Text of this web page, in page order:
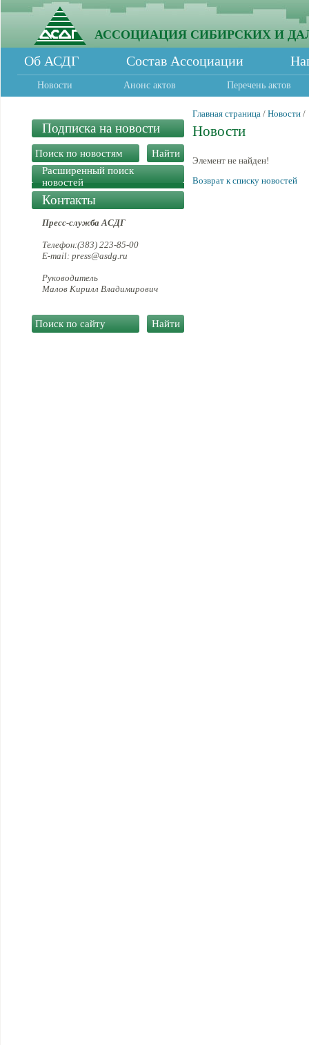
АССОЦИАЦИЯ СИБИРСКИХ И
Об АСДГ Состав Ассоциации
Новости Анонс актов Перечень актов
Подписка на новости
Расширенный поиск
новостей
Контакты
Пресс-служба АСДГ
Телефон:(383) 223-85-00
E-mail: press@asdg.ru
Руководитель
Малов Кирилл Владимирович
Главная страница / Новости /
Новости
Элемент не найден!
Возврат к списку новостей